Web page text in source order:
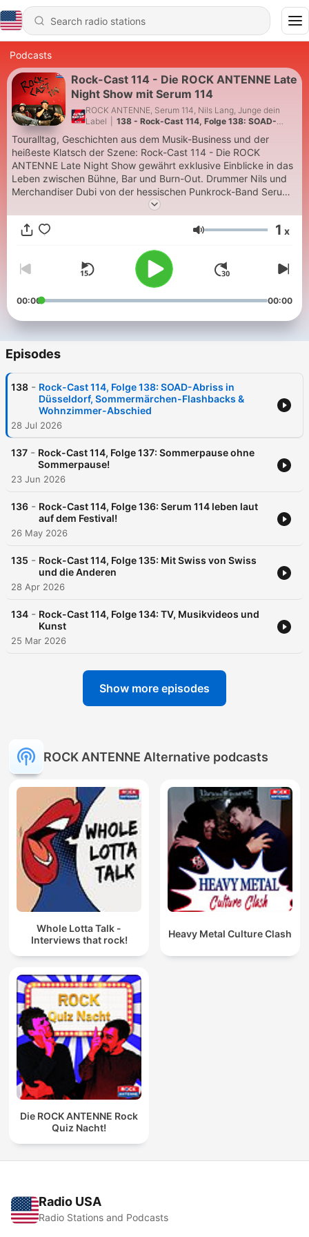
Podcasts
Rock-Cast 114 - Die ROCK ANTENNE Late
Night Show mit Serum 114
ROCK ANTENNE, Serum 114, Nils Lang, Junge dein
Label
138 - Rock-Cast 114, Folge 138: SOAD-
& Wohnzimmer-Abschied
Touralltag, Geschichten aus dem Musik-Business und der
heißeste Klatsch der Szene: Rock-Cast 114 - Die ROCK
ANTENNE Late Night Show gewährt exklusive Einblicke in das
Leben zwischen Bühne, Bar und Burn-Out. Drummer Nils und
Merchandiser Dubi von der hessischen Punkrock-Band Serum
114 blicken mit bierseeligem Humor und unterhaltsamen
Gästen hinter die Fassade des Rock’n’Roll. Immer Mittwochs ab
00.00 Uhr exklusiv auf ROCK ANTENNE und hier als ROCK
Volume 1 x
00:00 00:00
Episodes
138 - Rock-Cast 114, Folge 138: SOAD-Abriss in
Düsseldorf, Sommermärchen-Flashbacks &
Wohnzimmer-Abschied
28 Jul 2026
137 - Rock-Cast 114, Folge 137: Sommerpause ohne
Sommerpause!
23 Jun 2026
136 - Rock-Cast 114, Folge 136: Serum 114 leben laut
auf dem Festival!
26 May 2026
135 - Rock-Cast 114, Folge 135: Mit Swiss von Swiss
und die Anderen
28 Apr 2026
134 - Rock-Cast 114, Folge 134: TV, Musikvideos und
Kunst
25 Mar 2026
Show more episodes
ROCK ANTENNE Alternative podcasts
Whole Lotta Talk -
Interviews that rock!
Heavy Metal Culture Clash
Die ROCK ANTENNE Rock
Quiz Nacht!
Radio USA
Radio Stations and Podcasts